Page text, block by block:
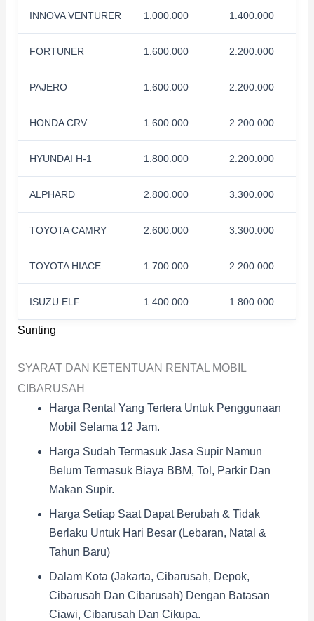
Sunting
INNOVA VENTURER 1.000.000 1.400.000
FORTUNER 1.600.000 2.200.000
PAJERO 1.600.000 2.200.000
HONDA CRV 1.600.000 2.200.000
HYUNDAI H-1 1.800.000 2.200.000
ALPHARD 2.800.000 3.300.000
TOYOTA CAMRY 2.600.000 3.300.000
TOYOTA HIACE 1.700.000 2.200.000
ISUZU ELF 1.400.000 1.800.000
SYARAT DAN KETENTUAN RENTAL MOBIL
CIBARUSAH
Harga Rental Yang Tertera Untuk Penggunaan
Mobil Selama 12 Jam.
Harga Sudah Termasuk Jasa Supir Namun
Belum Termasuk Biaya BBM, Tol, Parkir Dan
Makan Supir.
Harga Setiap Saat Dapat Berubah & Tidak
Berlaku Untuk Hari Besar (Lebaran, Natal &
Tahun Baru)
Dalam Kota (Jakarta, Cibarusah, Depok,
Cibarusah Dan Cibarusah) Dengan Batasan
Ciawi, Cibarusah Dan Cikupa.